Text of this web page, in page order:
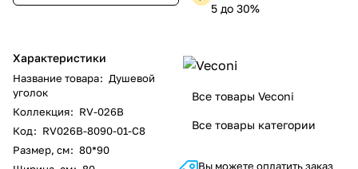
Характеристики
Название товара: Душевой
уголок
Коллекция: RV-026B
Код: RV026B-8090-01-C8
Размер, см: 80*90
5 до 30%
Все товары Veconi
Все товары категории
Вы можете оплатить заказ